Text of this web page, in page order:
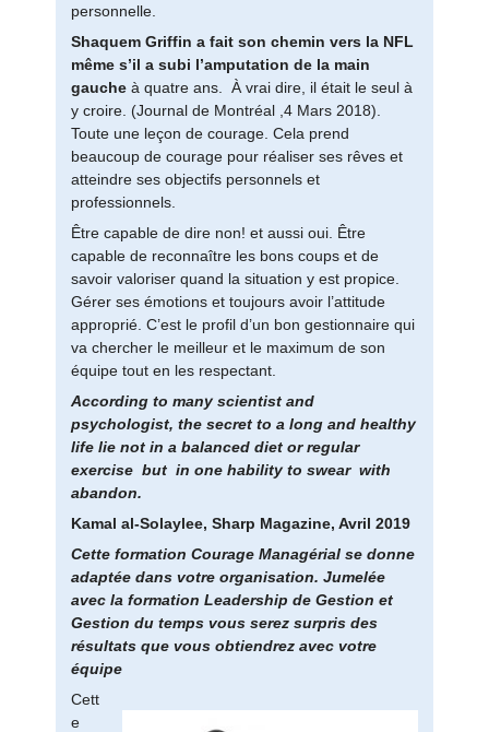
personnelle.
Shaquem Griffin a fait son chemin vers la NFL
même s’il a subi l’amputation de la main
gauche à quatre ans. À vrai dire, il était le seul à
y croire. (Journal de Montréal ,4 Mars 2018).
Toute une leçon de courage. Cela prend
beaucoup de courage pour réaliser ses rêves et
atteindre ses objectifs personnels et
professionnels.
Être capable de dire non! et aussi oui. Être
capable de reconnaître les bons coups et de
savoir valoriser quand la situation y est propice.
Gérer ses émotions et toujours avoir l’attitude
approprié. C’est le profil d’un bon gestionnaire qui
va chercher le meilleur et le maximum de son
équipe tout en les respectant.
According to many scientist and
psychologist, the secret to a long and healthy
life lie not in a balanced diet or regular
exercise but in one hability to swear with
abandon.
Kamal al-Solaylee, Sharp Magazine, Avril 2019
Cette formation Courage Managérial se donne
adaptée dans votre organisation. Jumelée
avec la formation Leadership de Gestion et
Gestion du temps vous serez surpris des
résultats que vous obtiendrez avec votre
équipe
Cett
e